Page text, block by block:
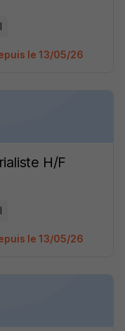
le 13/05/26
H/F
le 13/05/26